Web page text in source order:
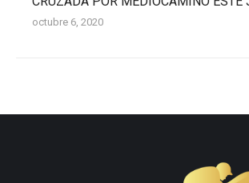
octubre 6, 2020